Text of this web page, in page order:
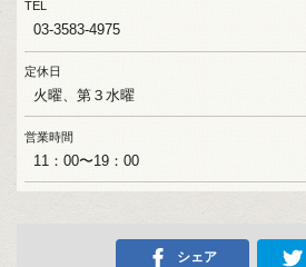
TEL
03-3583-4975
定休日
火曜、第３水曜
営業時間
11：00〜19：00
シェア